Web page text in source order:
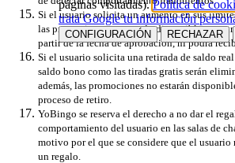
Si el usuario solicita un aumento en sus
las promociones no estarán disponibles por
partir de la fecha de aprobación, ni podrá
Si el usuario solicita una retirada de saldo
saldo bono como las tiradas gratis serán
además, las promociones no estarán
proceso de retiro.
YoBingo se reserva el derecho a no dar el
comportamiento del usuario en las salas de
motivo por el que se considere que el usuario
un regalo.
páginas visitadas).Política de
trata Google tu información
CONFIGURACIÓN RECHAZAR